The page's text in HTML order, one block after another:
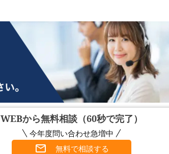
WEBから無料相談（60秒で完了）
今年度問い合わせ急増中
無料で相談する